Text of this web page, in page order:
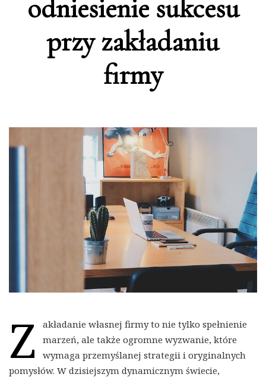
odniesienie sukcesu
przy zakładaniu
firmy
Z
akładanie własnej firmy to nie tylko spełnienie
marzeń, ale także ogromne wyzwanie, które
wymaga przemyślanej strategii i oryginalnych
pomysłów. W dzisiejszym dynamicznym świecie,